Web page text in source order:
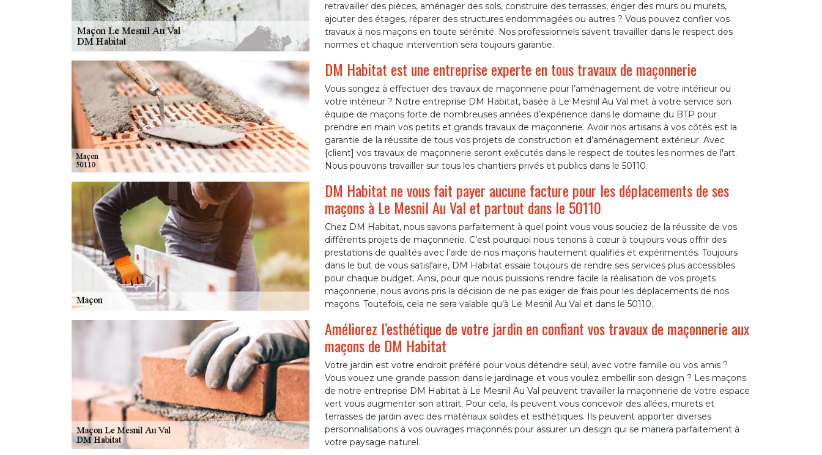
retravailler des pièces, aménager des sols, construire des terrasses, ériger des murs ou murets,
ajouter des étages, réparer des structures endommagées ou autres ? Vous pouvez confier vos
travaux à nos maçons en toute sérénité. Nos professionnels savent travailler dans le respect des
normes et chaque intervention sera toujours garantie.
DM Habitat est une entreprise experte en tous travaux de maçonnerie
Vous songez à effectuer des travaux de maçonnerie pour l’aménagement de votre intérieur ou
votre intérieur ? Notre entreprise DM Habitat, basée à Le Mesnil Au Val met à votre service son
équipe de maçons forte de nombreuses années d’expérience dans le domaine du BTP pour
prendre en main vos petits et grands travaux de maçonnerie. Avoir nos artisans à vos côtés est la
garantie de la réussite de tous vos projets de construction et d’aménagement extérieur. Avec
{client] vos travaux de maçonnerie seront exécutés dans le respect de toutes les normes de l'art.
Nous pouvons travailler sur tous les chantiers privés et publics dans le 50110.
DM Habitat ne vous fait payer aucune facture pour les déplacements de ses
maçons à Le Mesnil Au Val et partout dans le 50110
Chez DM Habitat, nous savons parfaitement à quel point vous vous souciez de la réussite de vos
différents projets de maçonnerie. C’est pourquoi nous tenons à cœur à toujours vous offrir des
prestations de qualités avec l’aide de nos maçons hautement qualifiés et expérimentés. Toujours
dans le but de vous satisfaire, DM Habitat essaie toujours de rendre ses services plus accessibles
pour chaque budget. Ainsi, pour que nous puissions rendre facile la réalisation de vos projets
maçonnerie, nous avons pris la décision de ne pas exiger de frais pour les déplacements de nos
maçons. Toutefois, cela ne sera valable qu’à Le Mesnil Au Val et dans le 50110.
Améliorez l’esthétique de votre jardin en confiant vos travaux de maçonnerie aux
maçons de DM Habitat
Votre jardin est votre endroit préféré pour vous détendre seul, avec votre famille ou vos amis ?
Vous vouez une grande passion dans le jardinage et vous voulez embellir son design ? Les maçons
de notre entreprise DM Habitat à Le Mesnil Au Val peuvent travailler la maçonnerie de votre espace
vert vous augmenter son attrait. Pour cela, ils peuvent vous concevoir des allées, murets et
terrasses de jardin avec des matériaux solides et esthétiques. Ils peuvent apporter diverses
personnalisations à vos ouvrages maçonnés pour assurer un design qui se mariera parfaitement à
votre paysage naturel.